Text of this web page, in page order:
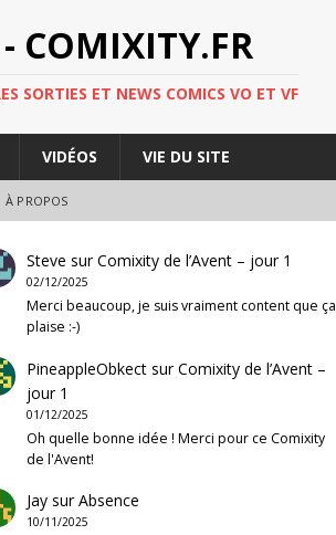
COMIXITY.FR
SORTIES ET NEWS COMICS VO ET VF
VIDÉOS VIE DU SITE
À PROPOS
Steve surComixity de l’Avent – jour 1
02/12/2025
Merci beaucoup, je suis vraiment content que ça
plaise :-)
PineappleObkect surComixity de l’Avent –
jour 1
01/12/2025
Oh quelle bonne idée ! Merci pour ce Comixity
de l'Avent!
Jay surAbsence
10/11/2025